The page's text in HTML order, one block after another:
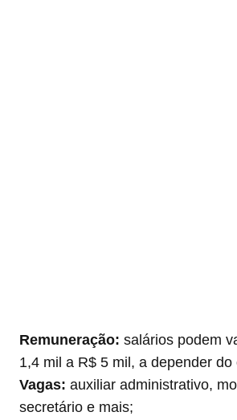
Remuneração: salários podem
1,4 mil a R$ 5 mil, a depender do
Vagas: auxiliar administrativo,
secretário e mais;